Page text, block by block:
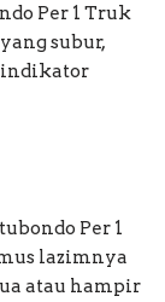
Per 1 Truk
subur,
indikator
Per 1
lazimnya
atau hampir